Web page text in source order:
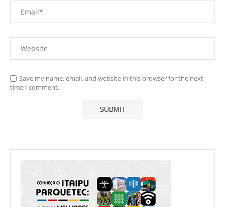
Save my name, email, and website in this browser for the next
time I comment.